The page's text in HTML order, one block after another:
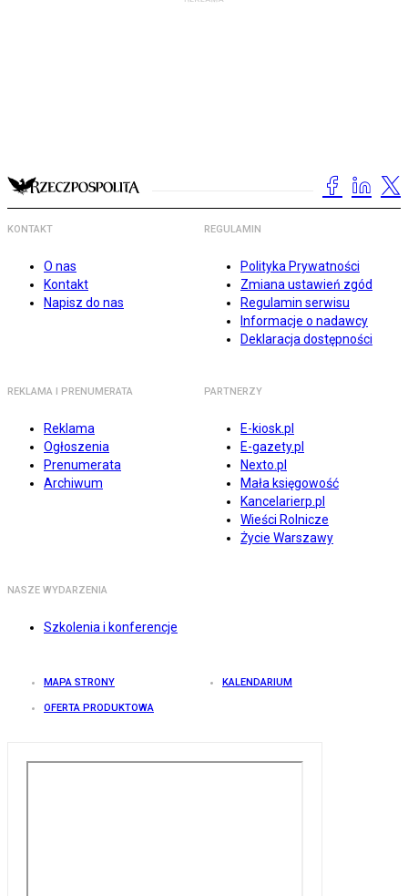
KONTAKT
O nas
Kontakt
Napisz do nas
REGULAMIN
Polityka Prywatności
Zmiana ustawień zgód
Regulamin serwisu
Informacje o nadawcy
Deklaracja dostępności
REKLAMA I PRENUMERATA
Reklama
Ogłoszenia
Prenumerata
Archiwum
PARTNERZY
E-kiosk.pl
E-gazety.pl
Nexto.pl
Mała księgowość
Kancelarierp.pl
Wieści Rolnicze
Życie Warszawy
NASZE WYDARZENIA
Szkolenia i konferencje
MAPA STRONY KALENDARIUM
OFERTA PRODUKTOWA